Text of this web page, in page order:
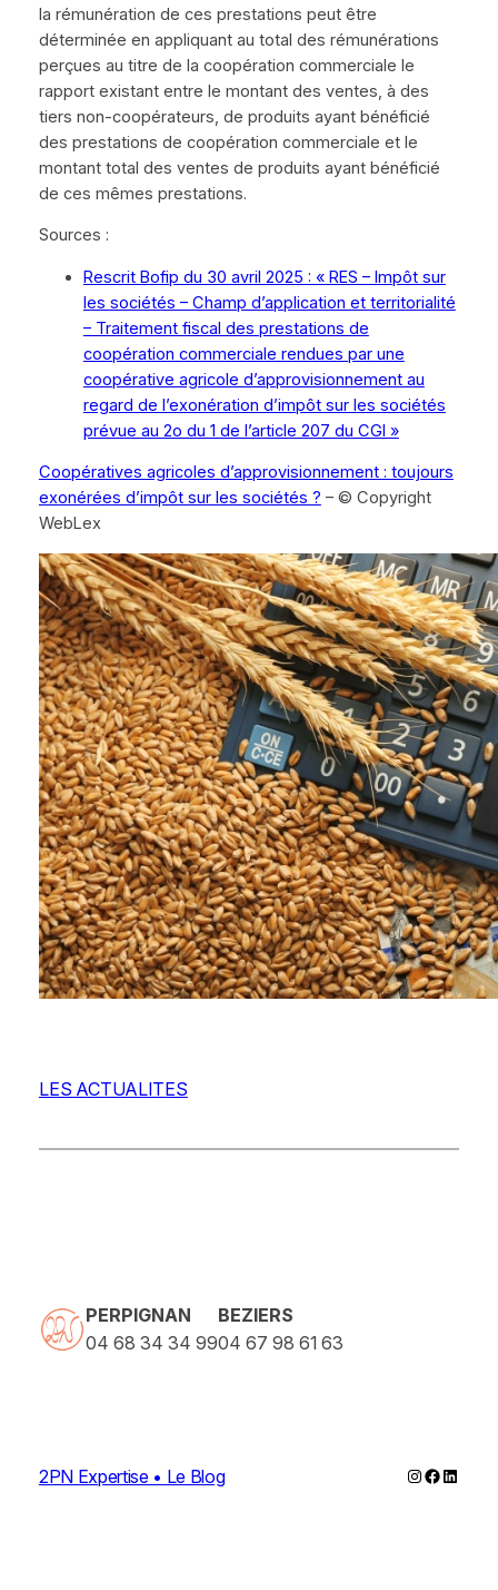
la rémunération de ces prestations peut être
déterminée en appliquant au total des rémunérations
perçues au titre de la coopération commerciale le
rapport existant entre le montant des ventes, à des
tiers non-coopérateurs, de produits ayant bénéficié
des prestations de coopération commerciale et le
montant total des ventes de produits ayant bénéficié
de ces mêmes prestations.
Sources :
Rescrit Bofip du 30 avril 2025 : « RES – Impôt sur
les sociétés – Champ d’application et territorialité
– Traitement fiscal des prestations de
coopération commerciale rendues par une
coopérative agricole d’approvisionnement au
regard de l’exonération d’impôt sur les sociétés
prévue au 2o du 1 de l’article 207 du CGI »
Coopératives agricoles d’approvisionnement : toujours
exonérées d’impôt sur les sociétés ? – © Copyright
WebLex
LES ACTUALITES
PERPIGNAN
04 68 34 34 99
BEZIERS
04 67 98 61 63
2PN Expertise • Le Blog Instagram